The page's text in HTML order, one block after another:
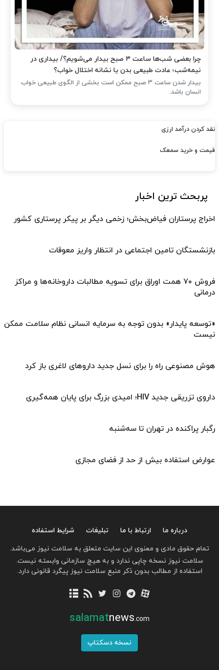
چرا بعضی شب‌ها ساعت ۳ صبح بیدار می‌شویم؟/ بیداری در
نیمه‌شب؛ عادت طبیعی بدن یا نشانه اختلال خواب؟
بیدار شدن ساعت ۳ صبح ممکن است بخشی از الگوی طبیعی خواب
انسان باشد.
نقد کردن درآمد ارزی
قیمت و خرید سمعک
پربحث ترین اخبار
اخراج پرستاران فیاض‌بخش؛ زخمی دیگر بر پیکر پرستاری کشور
بازنشستگان تامین اجتماعی در انتظار واریز معوقات
فروش ۷۰ همت اوراق برای تسویه مطالبات داروخانه‌ها و مراکز
درمانی
«توسعه پایدار» بدون توجه به سرمایه انسانی نظام سلامت ممکن
نیست
هوش مصنوعی راه را برای نسل جدید داروهای لاغری باز کرد
داروی تزریقی جدید HIV؛ امیدی بزرگ برای پایان همه‌گیری
رگبار پراکنده در تهران تا سه‌شنبه
عوارض استفاده بیش از حد از فضای مجازی
درباره ما ارتباط با ما تبلیغات
شرایط استفاده
تمام حقوق مادی و معنوی این سایت متعلق به سلامت نیوز می‌باشد.
سلامت نیوز نسخه چاپی ندارد و به هیچ سازمانی وابسته نیست.
استفاده از مطالب بدون ذکر منبع سلامت نیوز پیگرد قانونی دارد.
salamatnews.com
نسخه دسکتاپ